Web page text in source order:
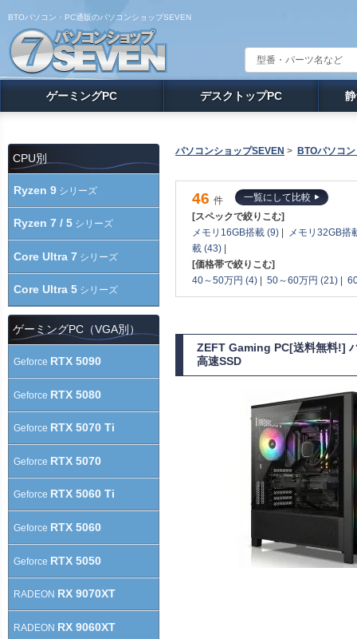
BTOパソコン・PC通販のパソコンショップSEVEN
ゲーミングPC デスクトップPC
パソコンショップSEVEN > BTOパソコ
46 件
一覧にして比較
[スペックで絞りこむ]
メモリ16GB搭載 (9) |
メモリ32GB搭
載 (43) |
[価格帯で絞りこむ]
40～50万円 (4) | 50～60万円 (21) |
ZEFT Gaming PC[送料無料!]
高速SSD
CPU別
Ryzen 9 シリーズ
Ryzen 7 / 5 シリーズ
Core Ultra 7 シリーズ
Core Ultra 5 シリーズ
ゲーミングPC（VGA別）
Geforce RTX 5090
Geforce RTX 5080
Geforce RTX 5070 Ti
Geforce RTX 5070
Geforce RTX 5060 Ti
Geforce RTX 5060
Geforce RTX 5050
RADEON RX 9070XT
RADEON RX 9060XT